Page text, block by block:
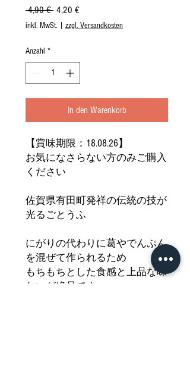
4,90 € Standardpreis
4,20 €Sale-
Preis
inkl. MwSt. zzgl. Versandkosten
Anzahl *
In den Warenkorb
【賞味期限：18.08.26】
お気になさらない方のみご購入
ください
佐賀県有田町発祥の伝統の技が
光るごとうふ
にがりの代わりに葛やでんぷん
を混ぜて作られるため
もちもちとした食感と上品な味
わいが絶品です